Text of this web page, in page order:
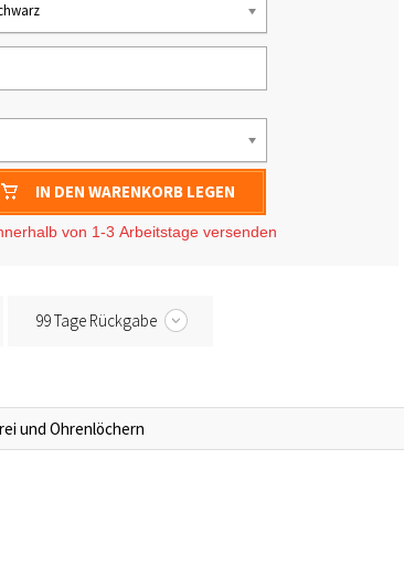
IN DEN WARENKORB LEGEN
von 1-3 Arbeitstage versenden
99 Tage Rückgabe
und Ohrenlöchern